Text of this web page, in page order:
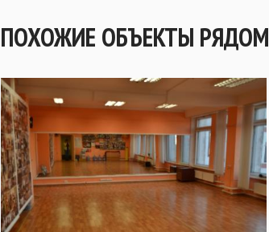
ПОХОЖИЕ ОБЪЕКТЫ РЯДОМ